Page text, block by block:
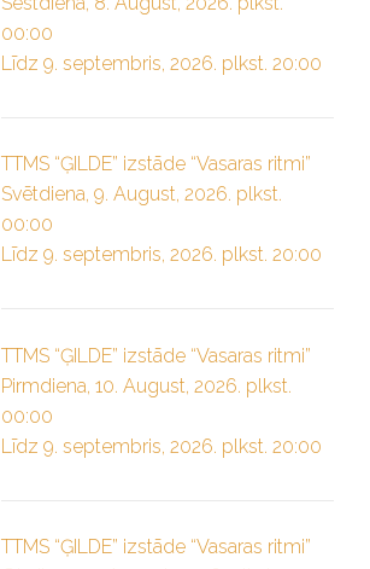
00:00
Līdz 9. septembris, 2026. plkst. 20:00
TTMS “ĢILDE” izstāde “Vasaras ritmi”
Svētdiena, 9. August, 2026. plkst.
00:00
Līdz 9. septembris, 2026. plkst. 20:00
TTMS “ĢILDE” izstāde “Vasaras ritmi”
Pirmdiena, 10. August, 2026. plkst.
00:00
Līdz 9. septembris, 2026. plkst. 20:00
TTMS “ĢILDE” izstāde “Vasaras ritmi”